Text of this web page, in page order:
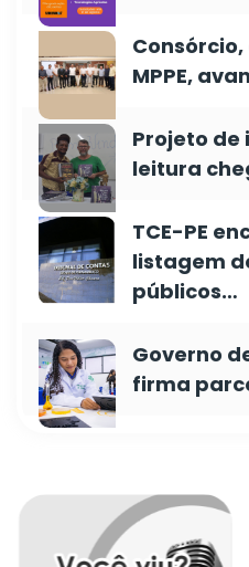
MPPE,
Projeto de
leitura
TCE-PE
listagem
públicos…
Governo
firma